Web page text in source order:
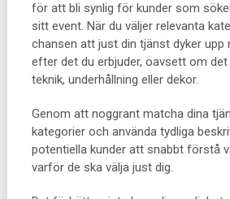
för att bli synlig för kunder som
sitt event. När du väljer relevanta
chansen att just din tjänst dyker upp
efter det du erbjuder, oavsett om det
teknik, underhållning eller dekor.
Genom att noggrant matcha dina
kategorier och använda tydliga
potentiella kunder att snabbt förstå
varför de ska välja just dig.